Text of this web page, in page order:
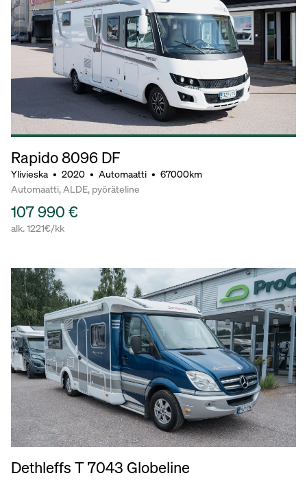
Rapido 8096 DF
Ylivieska • 2020 • Automaatti • 67000km
Automaatti, ALDE, pyöräteline
107 990 €
alk. 1221€/kk
Dethleffs T 7043 Globeline